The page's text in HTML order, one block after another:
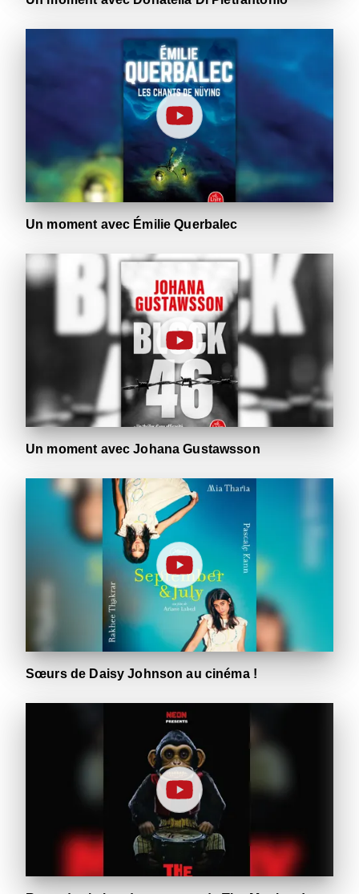
Un moment avec Émilie Querbalec
Un moment avec Johana Gustawsson
Sœurs de Daisy Johnson au cinéma !